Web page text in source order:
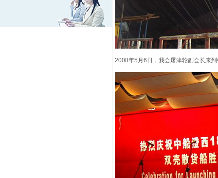
2008年5月6日，我会屠津轮副会长来